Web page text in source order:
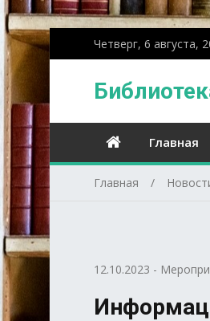
Четверг, 6 августа,
Главная
Главная
12.10.2023 -